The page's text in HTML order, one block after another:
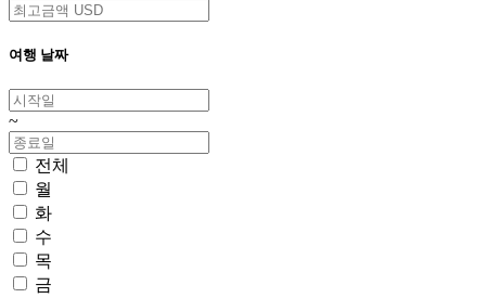
여행 날짜
~
전체
월
화
수
목
금